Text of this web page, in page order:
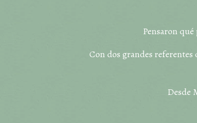
Pensaron
Con dos grandes
Desde